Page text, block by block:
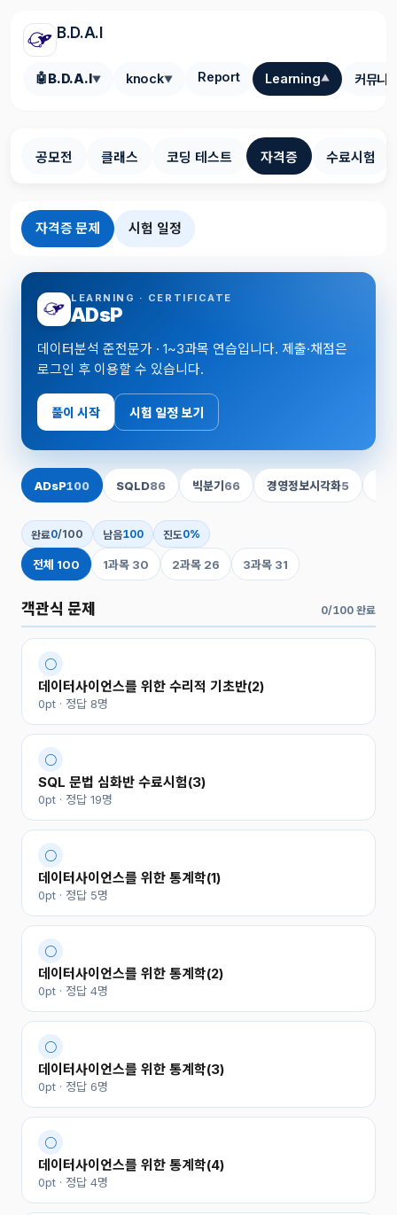
B.D.A.I
🤖B.D.A.I▼ knock▼ Report Learning▼ 커뮤니
공모전 클래스 코딩 테스트 자격증 수료시험
자격증 문제 시험 일정
LEARNING · CERTIFICATE
ADsP
데이터분석 준전문가 · 1~3과목 연습입니다. 제출·채점은
로그인 후 이용할 수 있습니다.
풀이 시작 시험 일정 보기
ADsP100 SQLD86 빅분기 66 경영정보시각화5
완료0/100 남음100 진도0%
전체 100 1과목 30 2과목 26 3과목 31
객관식 문제 0/100 완료
○
데이터사이언스를 위한 수리적 기초반(2)
0pt · 정답 8명
○
SQL 문법 심화반 수료시험(3)
0pt · 정답 19명
○
데이터사이언스를 위한 통계학(1)
0pt · 정답 5명
○
데이터사이언스를 위한 통계학(2)
0pt · 정답 4명
○
데이터사이언스를 위한 통계학(3)
0pt · 정답 6명
○
데이터사이언스를 위한 통계학(4)
0pt · 정답 4명